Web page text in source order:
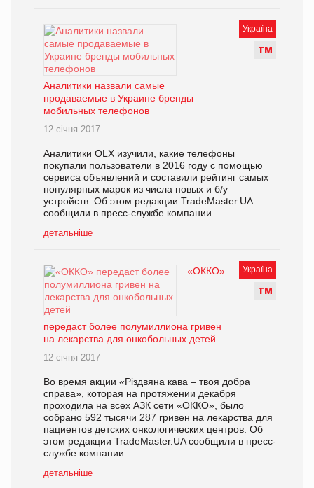
Україна
ТМ
Аналитики назвали самые
продаваемые в Украине бренды
мобильных телефонов
12 січня 2017
Аналитики OLX изучили, какие телефоны
покупали пользователи в 2016 году с помощью
сервиса объявлений и составили рейтинг самых
популярных марок из числа новых и б/у
устройств. Об этом редакции TradeMaster.UA
сообщили в пресс-службе компании.
детальніше
Україна
ТМ
«ОККО»
передаст более полумиллиона гривен
на лекарства для онкобольных детей
12 січня 2017
Во время акции «Різдвяна кава – твоя добра
справа», которая на протяжении декабря
проходила на всех АЗК сети «ОККО», было
собрано 592 тысячи 287 гривен на лекарства для
пациентов детских онкологических центров. Об
этом редакции TradeMaster.UA сообщили в пресс-
службе компании.
детальніше